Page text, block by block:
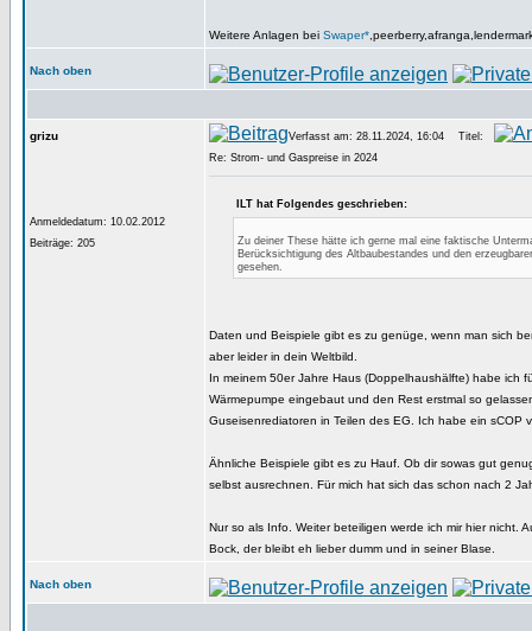
Weitere Anlagen bei Swaper*
Nach oben
grizu
Anmeldedatum: 10.02.2012
Beiträge: 205
Verfasst am: 28.11.2024, 16:04
Titel:
Re: Strom- und Gaspreise in 2024
ILT hat Folgendes geschrieben:
Zu deiner These hätte ich gerne mal eine faktische
Berücksichtigung des Altbaubestandes und den
gesehen.
Daten und Beispiele gibt es zu genüge, wenn man sich
aber leider in dein Weltbild.
In meinem 50er Jahre Haus (Doppelhaushälfte) habe ich
Wärmepumpe eingebaut und den Rest erstmal so
Guseisenrediatoren in Teilen des EG. Ich habe ein sCOP
Ähnliche Beispiele gibt es zu Hauf. Ob dir sowas gut
selbst ausrechnen. Für mich hat sich das schon nach 2
Nur so als Info. Weiter beteiligen werde ich mir hier nicht.
Bock, der bleibt eh lieber dumm und in seiner Blase.
Nach oben